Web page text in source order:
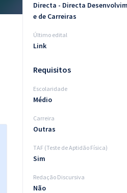
Directa - Directa
e de Carreiras
Último edital
Link
Requisitos
Escolaridade
Médio
Carreira
Outras
TAF (Teste de Aptidão Física)
Sim
Redação Discursiva
Não